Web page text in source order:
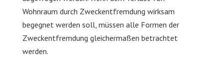
Wohnraum durch Zweckentfremdung wirksam
begegnet werden soll, müssen alle Formen der
Zweckentfremdung gleichermaßen betrachtet
werden.